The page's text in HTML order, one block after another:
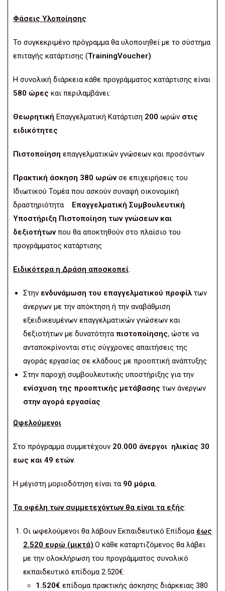
Φάσεις Υλοποίησης
Το συγκεκριμένο πρόγραμμα θα υλοποιηθεί με το σύστημα
επιταγής κατάρτισης (TrainingVoucher).
Η συνολική διάρκεια κάθε προγράμματος κατάρτισης είναι
580 ώρες και περιλαμβάνει:
Θεωρητική Eπαγγελματική Kατάρτιση 200 ωρών στις
ειδικότητες
Πιστοποίηση επαγγελματικών γνώσεων και προσόντων
Πρακτική άσκηση 380 ωρώνσε επιχειρήσεις του
Ιδιωτικού Τομέα που ασκούν συναφή οικονομική
δραστηριότητα Επαγγελματική Συμβουλευτική
Υποστήριξη Πιστοποίηση των γνώσεων και
δεξιοτήτωνπου θα αποκτηθούν στο πλαίσιο του
προγράμματος κατάρτισης
Ειδικότερα η Δράση αποσκοπεί:
Στην ενδυνάμωση του επαγγελματικού προφίλ των
άνεργων με την απόκτηση ή την αναβάθμιση
εξειδικευμένων επαγγελματικών γνώσεων και
δεξιοτήτων με δυνατότητα πιστοποίησης, ώστε να
ανταποκρίνονται στις σύγχρονες απαιτήσεις της
αγοράς εργασίας σε κλάδους με προοπτική ανάπτυξης
Στην παροχή συμβουλευτικής υποστήριξης για την
ενίσχυση της προοπτικής μετάβασης των άνεργων
στην αγορά εργασίας
Ωφελούμενοι
Στο πρόγραμμα συμμετέχουν 20.000 άνεργοι ηλικίας 30
εως και 49 ετών.
Η μέγιστη μοριοδότηση είναι τα 90 μόρια.
Τα οφέλη των συμμετεχόντων θα είναι τα εξής:
Οι ωφελούμενοι θα λάβουν Εκπαιδευτικό Επίδομα έως
2.520 ευρώ (μικτά).Ο κάθε καταρτιζόμενος θα λάβει
με την ολοκλήρωση του προγράμματος συνολικό
εκπαιδευτικό επίδομα 2.520€:
1.520€ επίδομα πρακτικής άσκησης διάρκειας 380